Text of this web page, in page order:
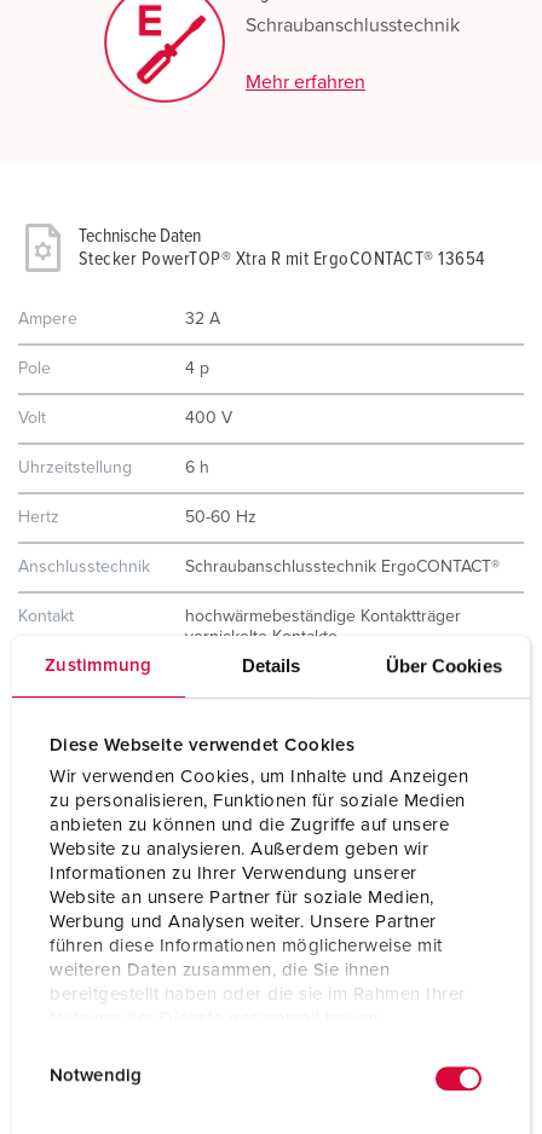
Zustimmung Details Über Cookies
Diese Webseite verwendet Cookies
Wir verwenden Cookies, um Inhalte und Anzeigen
zu personalisieren, Funktionen für soziale Medien
anbieten zu können und die Zugriffe auf unsere
Website zu analysieren. Außerdem geben wir
Informationen zu Ihrer Verwendung unserer
Website an unsere Partner für soziale Medien,
Werbung und Analysen weiter. Unsere Partner
führen diese Informationen möglicherweise mit
weiteren Daten zusammen, die Sie ihnen
bereitgestellt haben oder die sie im Rahmen Ihrer
Notwendig
Schraubanschlusstechnik
Mehr erfahren
Technische Daten
Stecker PowerTOP® Xtra R mit ErgoCONTACT® 13654
Ampere 32 A
Pole 4 p
Volt 400 V
Uhrzeitstellung 6 h
Hertz 50-60 Hz
Anschlusstechnik Schraubanschlusstechnik ErgoCONTACT®
Kontakt
hochwärmebeständige Kontaktträger
vernickelte Kontakte
Gewicht
Prüfzeichen VDE